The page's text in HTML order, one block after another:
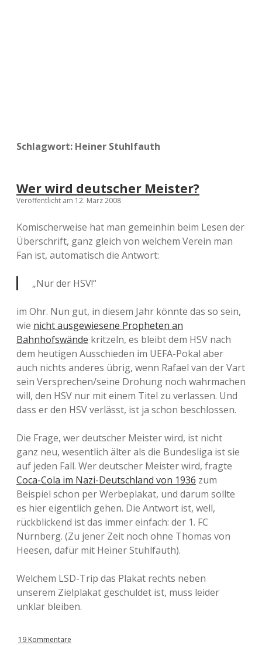
Schlagwort: Heiner Stuhlfauth
Wer wird deutscher Meister?
Veröffentlicht am 12. März 2008
Komischerweise hat man gemeinhin beim Lesen der
Überschrift, ganz gleich von welchem Verein man
Fan ist, automatisch die Antwort:
„Nur der HSV!“
im Ohr. Nun gut, in diesem Jahr könnte das so sein,
wie nicht ausgewiesene Propheten an
Bahnhofswände kritzeln, es bleibt dem HSV nach
dem heutigen Ausschieden im UEFA-Pokal aber
auch nichts anderes übrig, wenn Rafael van der Vart
sein Versprechen/seine Drohung noch wahrmachen
will, den HSV nur mit einem Titel zu verlassen. Und
dass er den HSV verlässt, ist ja schon beschlossen.
Die Frage, wer deutscher Meister wird, ist nicht
ganz neu, wesentlich älter als die Bundesliga ist sie
auf jeden Fall. Wer deutscher Meister wird, fragte
Coca-Cola im Nazi-Deutschland von 1936 zum
Beispiel schon per Werbeplakat, und darum sollte
es hier eigentlich gehen. Die Antwort ist, well,
rückblickend ist das immer einfach: der 1. FC
Nürnberg. (Zu jener Zeit noch ohne Thomas von
Heesen, dafür mit Heiner Stuhlfauth).
Welchem LSD-Trip das Plakat rechts neben
unserem Zielplakat geschuldet ist, muss leider
unklar bleiben.
19 Kommentare